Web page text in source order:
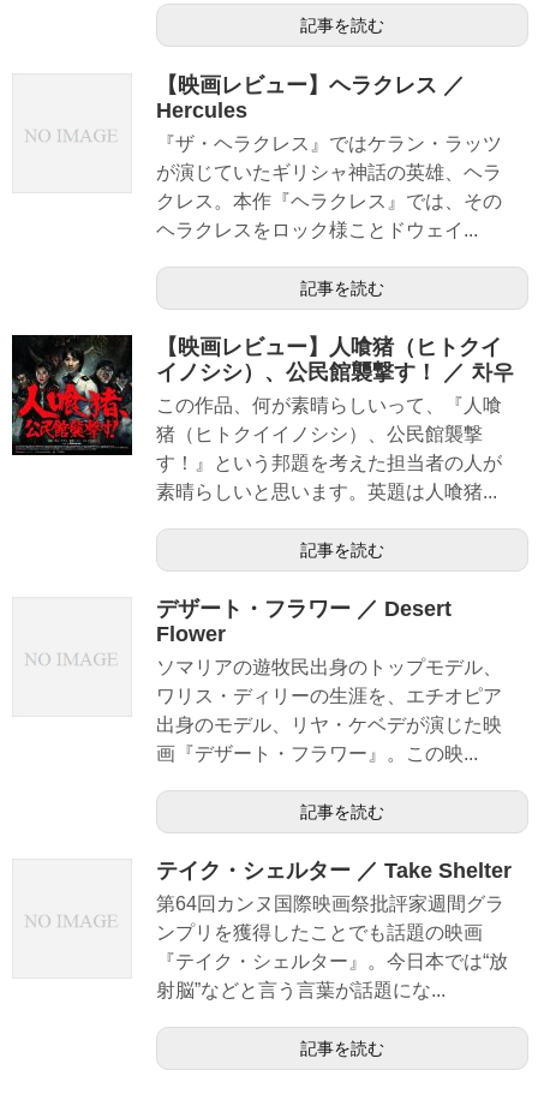
記事を読む
【映画レビュー】ヘラクレス ／
Hercules
『ザ・ヘラクレス』ではケラン・ラッツ
が演じていたギリシャ神話の英雄、ヘラ
クレス。本作『ヘラクレス』では、その
ヘラクレスをロック様ことドウェイ...
記事を読む
【映画レビュー】人喰猪（ヒトクイ
イノシシ）、公民館襲撃す！ ／ 차우
この作品、何が素晴らしいって、『人喰
猪（ヒトクイイノシシ）、公民館襲撃
す！』という邦題を考えた担当者の人が
素晴らしいと思います。英題は人喰猪...
記事を読む
デザート・フラワー ／ Desert
Flower
ソマリアの遊牧民出身のトップモデル、
ワリス・ディリーの生涯を、エチオピア
出身のモデル、リヤ・ケベデが演じた映
画『デザート・フラワー』。この映...
記事を読む
テイク・シェルター ／ Take Shelter
第64回カンヌ国際映画祭批評家週間グラ
ンプリを獲得したことでも話題の映画
『テイク・シェルター』。今日本では“放
射脳”などと言う言葉が話題にな...
記事を読む